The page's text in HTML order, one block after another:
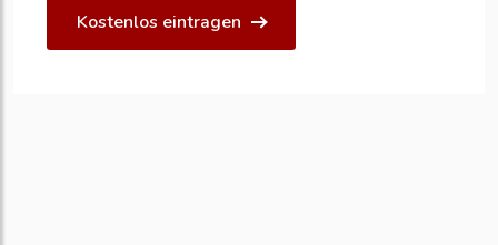
Kostenlos eintragen